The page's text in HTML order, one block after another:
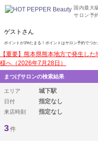
国内最大
サロン予
ゲストさん
ポイントが1%たまる！ポイントはサロン予約でつか
【重要】熊本県熊本地方で発生し
様へ（2026年7月28日）
まつげサロンの検索結果
エリア 城下駅
日付 指定なし
来店時刻 指定なし
3件